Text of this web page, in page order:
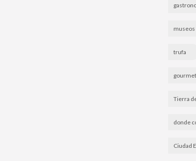
museos
trufa
gourmet
Tierra
donde
Ciudad